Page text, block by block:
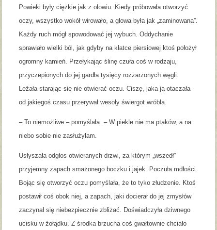
Powieki były ciężkie jak z ołowiu. Kiedy próbowała otworzyć
oczy, wszystko wokół wirowało, a głowa była jak „zaminowana”.
Każdy ruch mógł spowodować jej wybuch. Oddychanie
sprawiało wielki ból, jak gdyby na klatce piersiowej ktoś położył
ogromny kamień. Przełykając ślinę czuła coś w rodzaju,
przyczepionych do jej gardła tysięcy rozżarzonych węgli.
Leżała starając się nie otwierać oczu. Ciszę, jaka ją otaczała
od jakiegoś czasu przerywał wesoły świergot wróbla.
– To niemożliwe – pomyślała. – W piekle nie ma ptaków, a na
niebo sobie nie zasłużyłam.
Usłyszała odgłos otwieranych drzwi, za którym „wszedł”
przyjemny zapach smażonego boczku i jajek. Poczuła mdłości.
Bojąc się otworzyć oczu pomyślała, że to tyko złudzenie. Ktoś
postawił coś obok niej, a zapach, jaki docierał do jej zmysłów
zaczynał się niebezpiecznie zbliżać. Doświadczyła dziwnego
ucisku w żołądku. Z środka brzucha coś gwałtownie chciało